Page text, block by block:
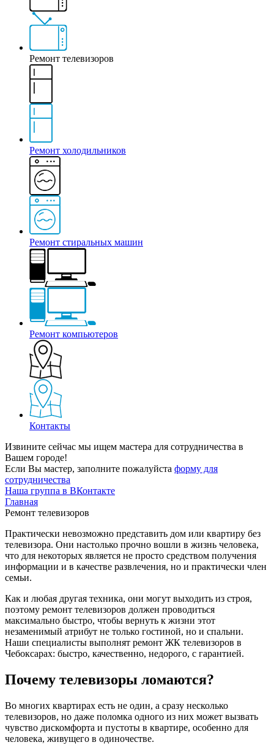
Ремонт телевизоров
Ремонт холодильников
Ремонт стиральных машин
Ремонт компьютеров
Контакты
Извините сейчас мы ищем мастера для сотрудничества в
Вашем городе!
Если Вы мастер, заполните пожалуйста форму для
сотрудничества
Наша группа в ВКонтакте
Главная
Ремонт телевизоров
Практически невозможно представить дом или квартиру без
телевизора. Они настолько прочно вошли в жизнь человека,
что для некоторых является не просто средством получения
информации и в качестве развлечения, но и практически член
семьи.
Как и любая другая техника, они могут выходить из строя,
поэтому ремонт телевизоров должен проводиться
максимально быстро, чтобы вернуть к жизни этот
незаменимый атрибут не только гостиной, но и спальни.
Наши специалисты выполнят ремонт ЖК телевизоров в
Чебоксарах: быстро, качественно, недорого, с гарантией.
Почему телевизоры ломаются?
Во многих квартирах есть не один, а сразу несколько
телевизоров, но даже поломка одного из них может вызвать
чувство дискомфорта и пустоты в квартире, особенно для
человека, живущего в одиночестве.